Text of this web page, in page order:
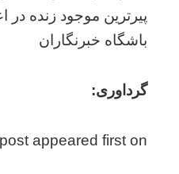
پیرترین موجود زنده در
باشگاه خبرنگاران
گرداوری:
appeared first on .